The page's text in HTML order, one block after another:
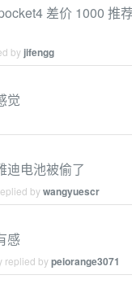
差价 1000 推
by jifengg
觉
迪电池被偷了
bywangyuescr
感
replied bypeiorange3071